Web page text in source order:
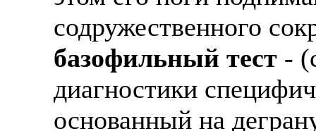
содружественного
базофильный тест -
диагностики
основанный на